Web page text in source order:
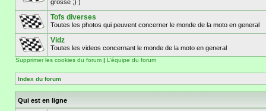
grosse ;) )
Tofs diverses
Toutes les photos qui peuvent concerner le monde de la moto en general
Vidz
Toutes les videos concernant le monde de la moto en general
Supprimer les cookies du forum | L’équipe du forum
Index du forum
Qui est en ligne